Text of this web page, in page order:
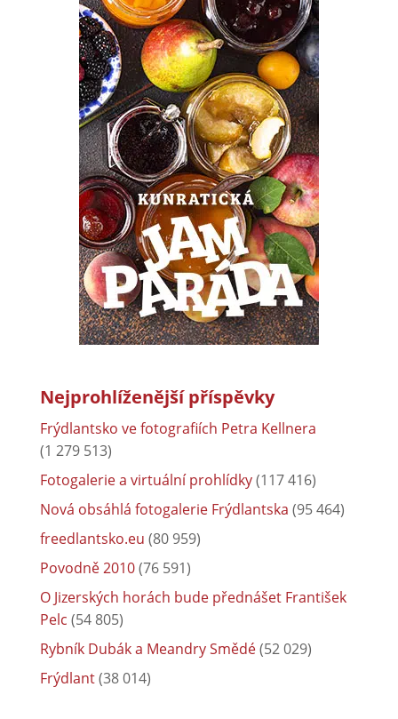
Nejprohlíženější příspěvky
Frýdlantsko ve fotografiích Petra Kellnera
(1 279 513)
Fotogalerie a virtuální prohlídky(117 416)
Nová obsáhlá fotogalerie Frýdlantska (95 464)
freedlantsko.eu (80 959)
Povodně 2010(76 591)
O Jizerských horách bude přednášet František
Pelc (54 805)
Rybník Dubák a Meandry Smědé(52 029)
Frýdlant(38 014)